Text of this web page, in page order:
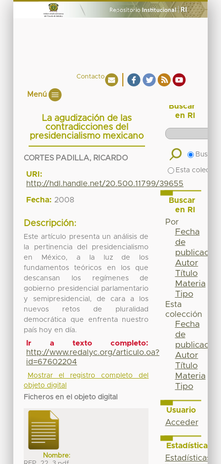
Contacto
Menú
La agudización de las
contradicciones del
presidencialismo mexicano
CORTES PADILLA, RICARDO
URI:
http://hdl.handle.net/20.500.11799/39655
Fecha: 2008
Descripción:
Este artículo presenta un análisis de
la pertinencia del presidencialismo
en México, a la luz de los
fundamentos teóricos en los que
descansan los regímenes de
gobierno presidencial parlamentario
y semipresidencial, de cara a los
nuevos retos de pluralidad
democrática que enfrenta nuestro
país hoy en día.
Ir a texto completo:
http://www.redalyc.org/articulo.oa?
id=67602204
Mostrar el registro completo del
objeto digital
Ficheros en el objeto digital
Nombre:
Buscar
en RI
Buscar
Esta
Buscar
en RI
Por
Fecha
de
publicación
Autor
Título
Materia
Tipo
Esta
colección
Fecha
de
publicación
Autor
Título
Materia
Tipo
Usuario
Acceder
Estadísticas
Estadísticas